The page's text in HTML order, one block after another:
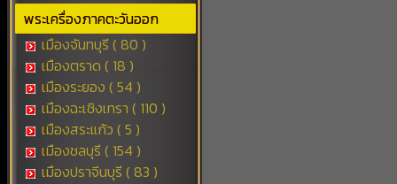
พระเครื่องภาคตะวันออก
เมืองจันทบุรี ( 80 )
เมืองตราด ( 18 )
เมืองระยอง ( 54 )
เมืองฉะเชิงเทรา ( 110 )
เมืองสระแก้ว ( 5 )
เมืองชลบุรี ( 154 )
เมืองปราจีนบุรี ( 83 )